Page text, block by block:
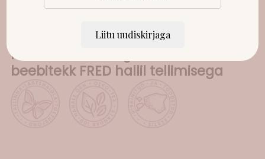
Puuvillase voodriga kootud
beebitekk FRED hallil tellimisega
Liitu uudiskirjaga